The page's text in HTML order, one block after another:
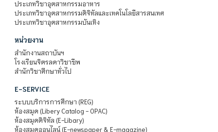
ประเภทวิชาอุตสาหกรรมอาหาร
ประเภทวิชาอุตสาหกรรมดิจิทัลและเทคโนโลยีสารสนเทศ
ประเภทวิชาอุตสาหกรรมบันเทิง
หน่วยงาน
สำนักงานสถาบันฯ
โรงเรียนจิตรลดาวิชาชีพ
สำนักวิชาศึกษาทั่วไป
E-SERVICE
ระบบบริการการศึกษา (REG)
ห้องสมุด (Libery Catalog - OPAC)
ห้องสมุดดิจิทัล (E-Libary)
ห้องสมุดออนไลน์ (E-newspaper & E-magazine)